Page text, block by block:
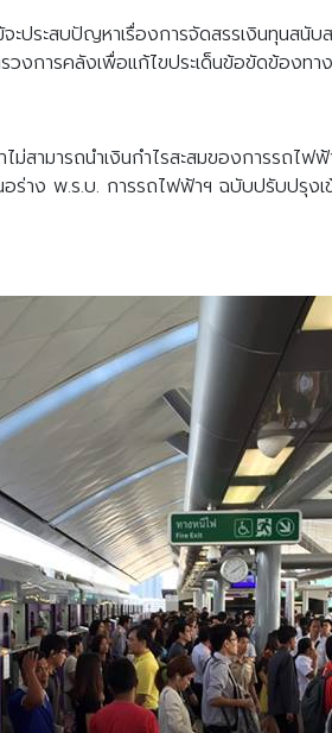
ระสบปัญหาเรื่องการจัดสรรเงินทุนสนับ
วงการคลังเพื่อแก้ไขประเด็นข้อขัดข้องทา
ามารถนำเงินกำไรสะสมของการรถไฟ
ร่าง พ.ร.บ. การรถไฟฟ้าฯ ฉบับปรับปรุง